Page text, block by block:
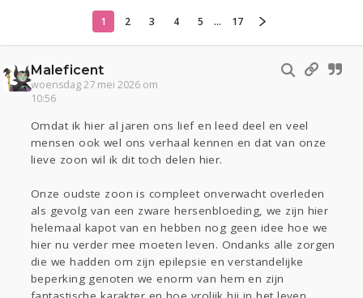
Kinderen
Zwanger Psyche Thuis
Klussen
Sport
Contact Viva zoekt
Aangeboden
Gevraagd
Horen Doen
Lezen
1 2 3 4 5 ... 17
Maleficent
woensdag 27 mei 2026 om
10:56
Omdat ik hier al jaren ons lief en leed deel en veel
mensen ook wel ons verhaal kennen en dat van onze
lieve zoon wil ik dit toch delen hier.
Onze oudste zoon is compleet onverwacht overleden
als gevolg van een zware hersenbloeding, we zijn hier
helemaal kapot van en hebben nog geen idee hoe we
hier nu verder mee moeten leven. Ondanks alle zorgen
die we hadden om zijn epilepsie en verstandelijke
beperking genoten we enorm van hem en zijn